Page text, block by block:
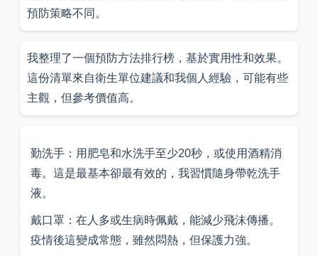
預防策略不同。
我整理了一個預防方法排行榜，基於實用性和效果。
這份清單來自衛生單位建議和我個人經驗，可能有些
主觀，但參考價值高。
勤洗手：用肥皂和水洗手至少20秒，或使用酒精消
毒。這是最基本卻最有效的，我習慣隨身帶乾洗手
液。
戴口罩：在人多或生病時佩戴，能減少飛沫傳播。
疫情後這變成常態，雖然悶熱，但保護力強。